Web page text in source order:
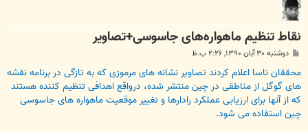
نقاط تنظیم ماهواره‌های جاسوسی+تصاویر
ت
دوشنبه ۳۰ آبان ۱۳۹۰, ۲:۲۶ ب.ظ
محققان ناسا اعلام کردند تصاویر نشانه های مرموزی که به تازگی در برنامه نقشه
های گوگل از مناطقی در چین منتشر شده، درواقع اهدافی تنظیم کننده هستند
که از آنها برای ارزیابی عملکرد رادارها و تغییر موقعیت ماهواره های جاسوسی
چین استفاده می شود.